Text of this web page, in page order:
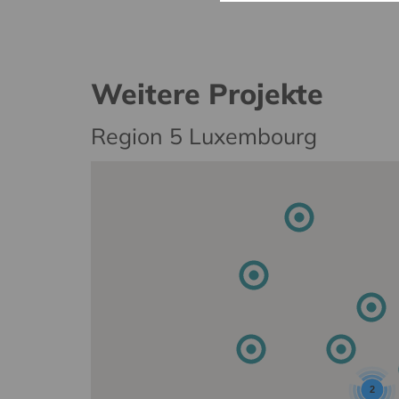
Weitere Projekte
Region 5 Luxembourg
2